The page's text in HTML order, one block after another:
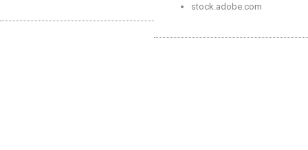
stock.adobe.com